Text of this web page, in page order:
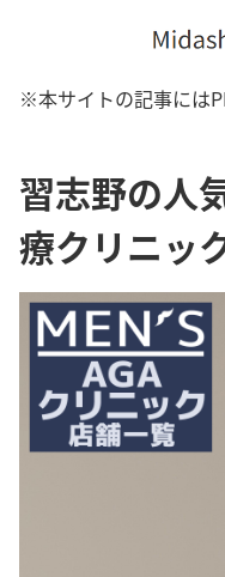
※本サイトの記事には
習志野の人
療クリニッ